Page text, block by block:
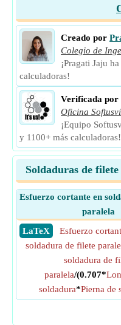
Creado por
Colegio de
¡Pragati Jaju
calculadoras!
Verificada por
Oficina
¡Equipo
y 1100+ más calculadoras!
Soldaduras de
Esfuerzo cortante en
paralela
​ LaTeX
Esfuerzo
soldadura de filete
soldadura de
paralela/(0.707*
soldadura*Pierna de